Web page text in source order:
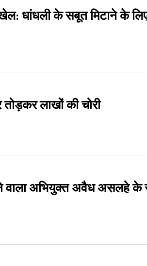
धांधली के सबूत मिटाने के
लाखों की चोरी
वाला अभियुक्त अवैध असलहे के